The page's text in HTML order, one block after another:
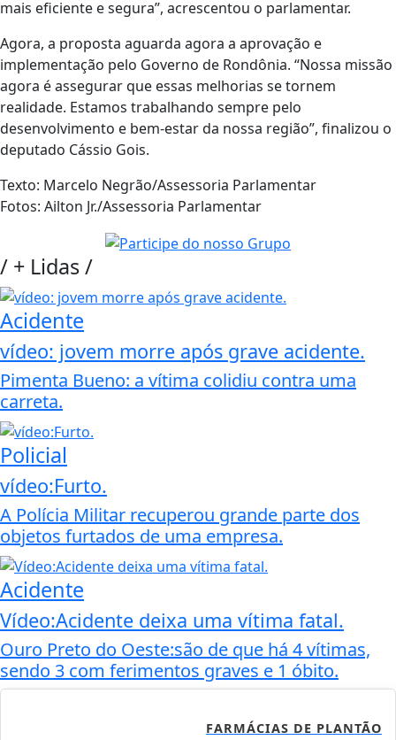
mais eficiente e segura”, acrescentou o parlamentar.
Agora, a proposta aguarda agora a aprovação e
implementação pelo Governo de Rondônia. “Nossa missão
agora é assegurar que essas melhorias se tornem
realidade. Estamos trabalhando sempre pelo
desenvolvimento e bem-estar da nossa região”, finalizou o
deputado Cássio Gois.
Texto: Marcelo Negrão/Assessoria Parlamentar
Fotos: Ailton Jr./Assessoria Parlamentar
/ + Lidas/
Acidente
vídeo: jovem morre após grave acidente.
Pimenta Bueno: a vítima colidiu contra uma
carreta.
Policial
vídeo:Furto.
A Polícia Militar recuperou grande parte dos
objetos furtados de uma empresa.
Acidente
Vídeo:Acidente deixa uma vítima fatal.
Ouro Preto do Oeste:são de que há 4 vítimas,
sendo 3 com ferimentos graves e 1 óbito.
FARMÁCIAS DE PLANTÃO